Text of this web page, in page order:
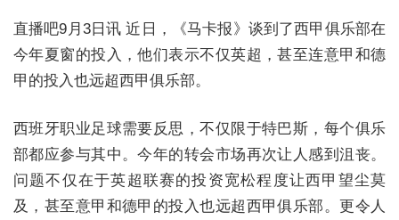
直播吧9月3日讯 近日，《马卡报》谈到了西甲俱乐部在
今年夏窗的投入，他们表示不仅英超，甚至连意甲和德
甲的投入也远超西甲俱乐部。
西班牙职业足球需要反思，不仅限于特巴斯，每个俱乐
部都应参与其中。今年的转会市场再次让人感到沮丧。
问题不仅在于英超联赛的投资宽松程度让西甲望尘莫
及，甚至意甲和德甲的投入也远超西甲俱乐部。更令人